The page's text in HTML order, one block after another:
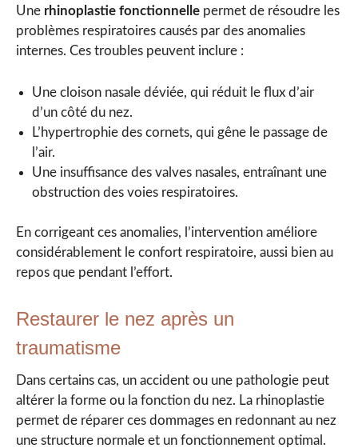
Une rhinoplastie fonctionnelle permet de résoudre les
problèmes respiratoires causés par des anomalies
internes. Ces troubles peuvent inclure :
Une cloison nasale déviée, qui réduit le flux d’air
d’un côté du nez.
L’hypertrophie des cornets, qui gêne le passage de
l’air.
Une insuffisance des valves nasales, entraînant une
obstruction des voies respiratoires.
En corrigeant ces anomalies, l’intervention améliore
considérablement le confort respiratoire, aussi bien au
repos que pendant l’effort.
Restaurer le nez après un
traumatisme
Dans certains cas, un accident ou une pathologie peut
altérer la forme ou la fonction du nez. La rhinoplastie
permet de réparer ces dommages en redonnant au nez
une structure normale et un fonctionnement optimal.